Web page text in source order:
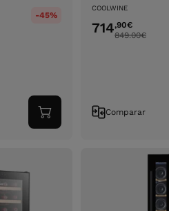
-45%
Adicionar
ao
COOLWINE
714,90€
849.00€
Comparar